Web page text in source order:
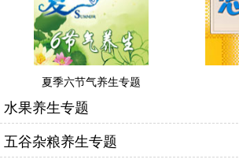
夏季六节气养生专题
水果养生专题
五谷杂粮养生专题